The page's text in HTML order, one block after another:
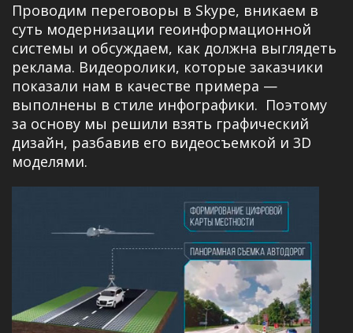
Проводим переговоры в Skype, вникаем в
суть модернизации геоинформационной
системы и обсуждаем, как должна выглядеть
реклама. Видеоролики, которые заказчики
показали нам в качестве примера —
выполнены в стиле инфографики. Поэтому
за основу мы решили взять графический
дизайн, разбавив его видеосъемкой и 3D
моделями.